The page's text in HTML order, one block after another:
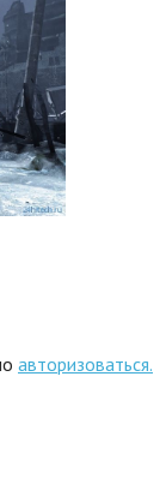
авторизоваться.